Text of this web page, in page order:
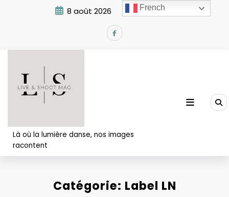
8 août 2026 8:13:00 AM
Là où la lumière danse, nos images
racontent
Catégorie: Label LN
French